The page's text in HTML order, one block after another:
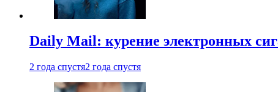
Daily Mail: курение электронных
2 года спустя2 года спустя